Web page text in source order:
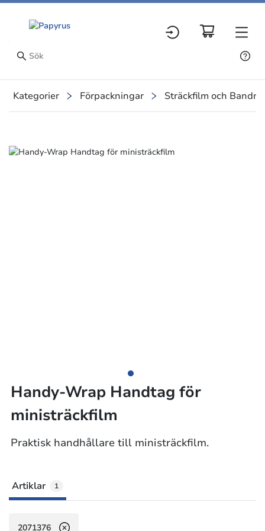
Kategorier Förpackningar Sträckfilm och
Slide 1 of 1
Handy-Wrap Handtag för
ministräckfilm
Praktisk handhållare till ministräckfilm.
Artiklar 1
2071376